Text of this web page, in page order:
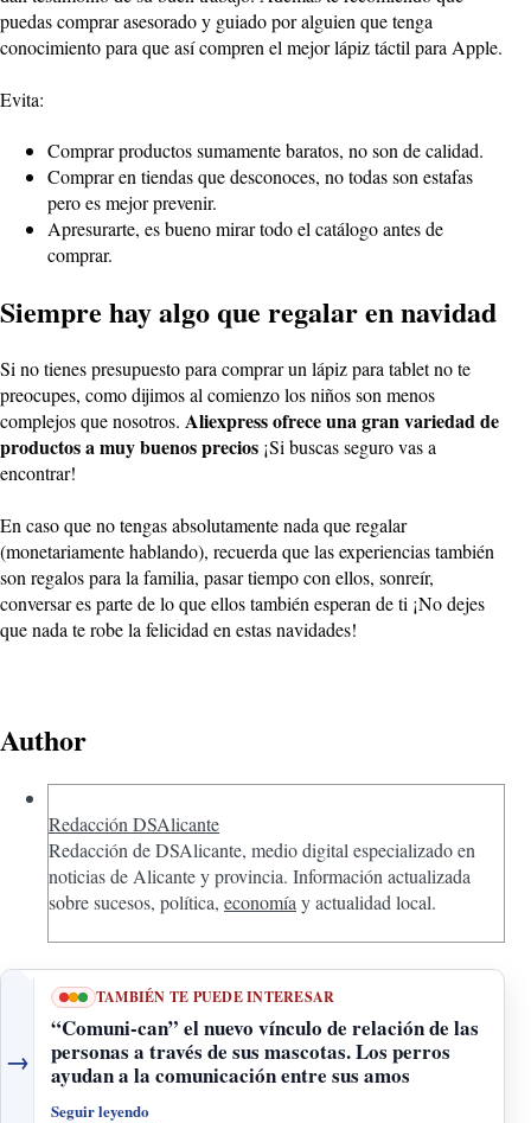
puedas comprar asesorado y guiado por alguien que tenga
conocimiento para que así compren el mejor lápiz táctil para Apple.
Evita:
Comprar productos sumamente baratos, no son de calidad.
Comprar en tiendas que desconoces, no todas son estafas
pero es mejor prevenir.
Apresurarte, es bueno mirar todo el catálogo antes de
comprar.
Siempre hay algo que regalar en navidad
Si no tienes presupuesto para comprar un lápiz para tablet no te
preocupes, como dijimos al comienzo los niños son menos
complejos que nosotros. Aliexpress ofrece una gran variedad de
productos a muy buenos precios ¡Si buscas seguro vas a
encontrar!
En caso que no tengas absolutamente nada que regalar
(monetariamente hablando), recuerda que las experiencias también
son regalos para la familia, pasar tiempo con ellos, sonreír,
conversar es parte de lo que ellos también esperan de ti ¡No dejes
que nada te robe la felicidad en estas navidades!
Author
Redacción DSAlicante
Redacción de DSAlicante, medio digital especializado en
noticias de Alicante y provincia. Información actualizada
sobre sucesos, política, economía y actualidad local.
→
TAMBIÉN TE PUEDE INTERESAR
“Comuni-can” el nuevo vínculo de relación de las
personas a través de sus mascotas. Los perros
ayudan a la comunicación entre sus amos
Seguir leyendo